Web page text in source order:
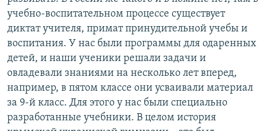
учебно-воспитательном процессе существует
диктат учителя, примат принудительной учебы и
воспитания. У нас были программы для одаренных
детей, и наши ученики решали задачи и
овладевали знаниями на несколько лет вперед,
например, в пятом классе они усваивали материал
за 9-й класс. Для этого у нас были специально
разработанные учебники. В целом история